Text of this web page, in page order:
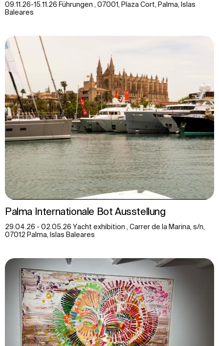
09.11.26-15.11.26 Führungen , 07001, Plaza Cort, Palma, Islas
Baleares
Palma Internationale Bot Ausstellung
29.04.26 - 02.05.26 Yacht exhibition , Carrer de la Marina, s/n,
07012 Palma, Islas Baleares